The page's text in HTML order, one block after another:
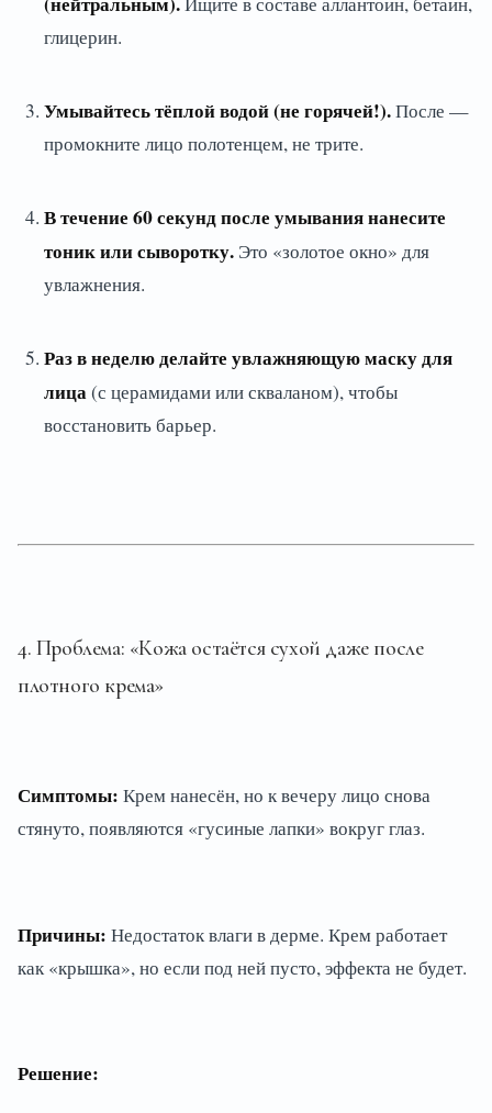
глицерин.
Умывайтесь тёплой водой (не горячей!).После —
промокните лицо полотенцем, не трите.
В течение 60 секунд после умывания нанесите
тоник или сыворотку. Это «золотое окно» для
увлажнения.
Раз в неделю делайте увлажняющую маску для
лица(с церамидами или скваланом), чтобы
восстановить барьер.
4. Проблема: «Кожа остаётся сухой даже после
плотного крема»
Симптомы: Крем нанесён, но к вечеру лицо снова
стянуто, появляются «гусиные лапки» вокруг глаз.
Причины: Недостаток влаги в дерме. Крем работает
как «крышка», но если под ней пусто, эффекта не будет.
Решение: